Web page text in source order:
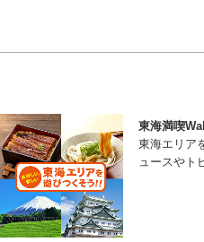
東海満喫
東海エリア
ュースやト